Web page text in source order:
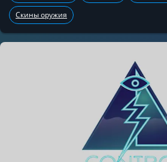
Скины оружия